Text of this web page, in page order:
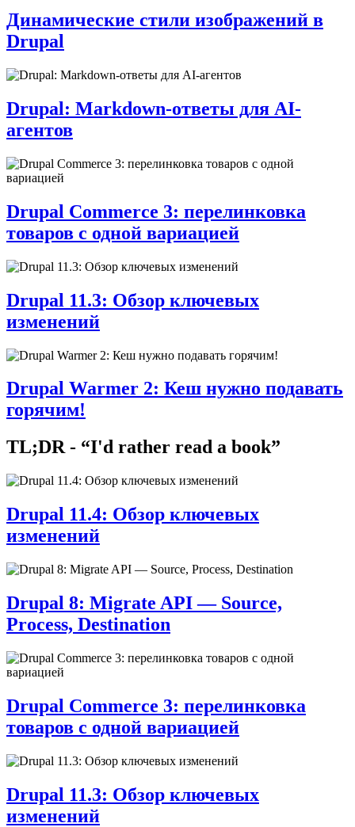
Динамические стили изображений в
Drupal
Drupal: Markdown-ответы для AI-
агентов
Drupal Commerce 3: перелинковка
товаров с одной вариацией
Drupal 11.3: Обзор ключевых
изменений
Drupal Warmer 2: Кеш нужно подавать
горячим!
TL;DR - “I'd rather read a book”
Drupal 11.4: Обзор ключевых
изменений
Drupal 8: Migrate API — Source,
Process, Destination
Drupal Commerce 3: перелинковка
товаров с одной вариацией
Drupal 11.3: Обзор ключевых
изменений